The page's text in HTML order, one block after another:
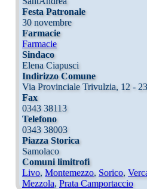
Festa Patronale
30 novembre
Farmacie
Farmacie
Sindaco
Elena Ciapusci
Indirizzo Comune
Via Provinciale Trivulzia, 12 -
Fax
0343 38113
Telefono
0343 38003
Piazza Storica
Samolaco
Comuni limitrofi
Livo, Montemezzo, Sorico,
Mezzola, Prata Camportaccio